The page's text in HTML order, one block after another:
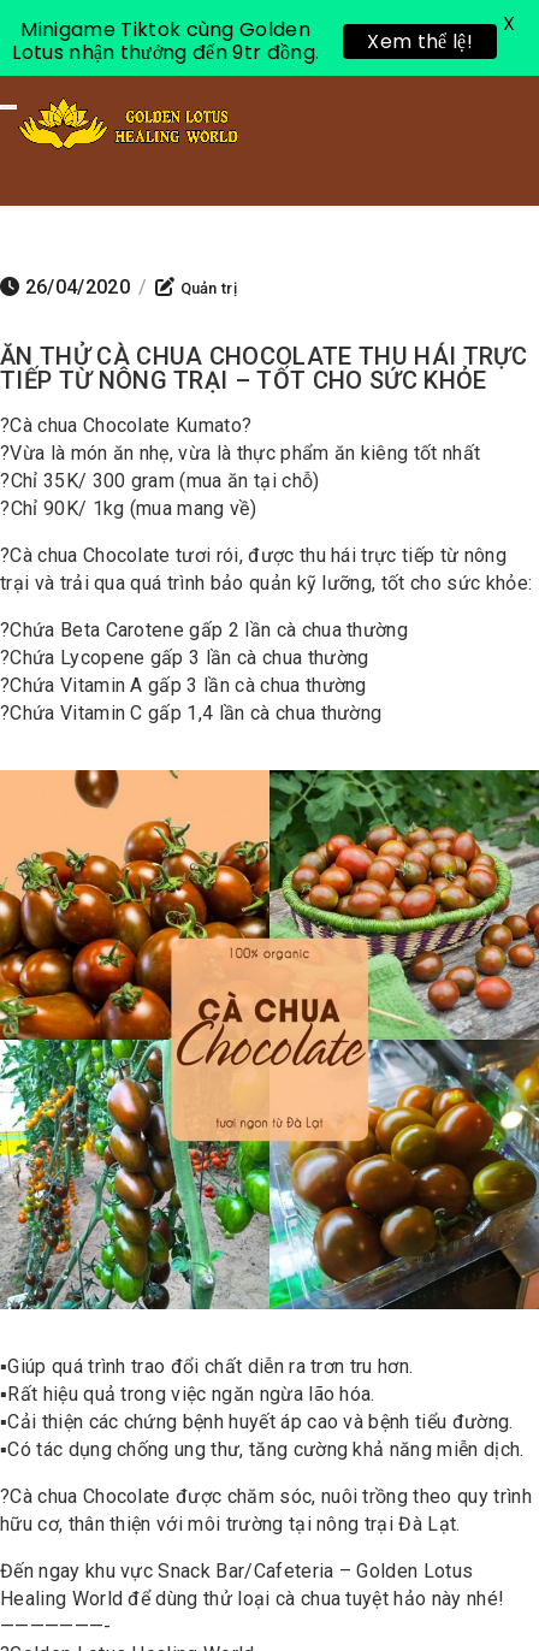
Toggle navigation
26/04/2020 / Quản trị
ĂN THỬ CÀ CHUA CHOCOLATE THU HÁI TRỰC
TIẾP TỪ NÔNG TRẠI – TỐT CHO SỨC KHỎE
?Cà chua Chocolate Kumato?
?Vừa là món ăn nhẹ, vừa là thực phẩm ăn kiêng tốt nhất
?Chỉ 35K/ 300 gram (mua ăn tại chỗ)
?Chỉ 90K/ 1kg (mua mang về)
?Cà chua Chocolate tươi rói, được thu hái trực tiếp từ nông
trại và trải qua quá trình bảo quản kỹ lưỡng, tốt cho sức khỏe:
?Chứa Beta Carotene gấp 2 lần cà chua thường
?Chứa Lycopene gấp 3 lần cà chua thường
?Chứa Vitamin A gấp 3 lần cà chua thường
?Chứa Vitamin C gấp 1,4 lần cà chua thường
▪️Giúp quá trình trao đổi chất diễn ra trơn tru hơn.
▪️Rất hiệu quả trong việc ngăn ngừa lão hóa.
▪️Cải thiện các chứng bệnh huyết áp cao và bệnh tiểu đường.
▪️Có tác dụng chống ung thư, tăng cường khả năng miễn dịch.
?Cà chua Chocolate được chăm sóc, nuôi trồng theo quy trình
hữu cơ, thân thiện với môi trường tại nông trại Đà Lạt.
Đến ngay khu vực Snack Bar/Cafeteria – Golden Lotus
Healing World để dùng thử loại cà chua tuyệt hảo này nhé!
———————-
Minigame Tiktok cùng Golden
Lotus nhận thưởng đến 9tr đồng.
Xem thể lệ!
X